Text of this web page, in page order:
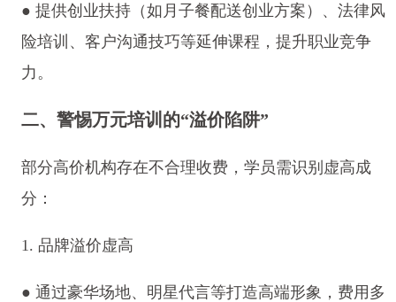
● 提供创业扶持（如月子餐配送创业方案）、法律风
险培训、客户沟通技巧等延伸课程，提升职业竞争
力。
二、警惕万元培训的“溢价陷阱”
部分高价机构存在不合理收费，学员需识别虚高成
分：
1. 品牌溢价虚高
● 通过豪华场地、明星代言等打造高端形象，费用多